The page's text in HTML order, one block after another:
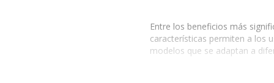
Entre los beneficios más
características permiten a los
modelos que se adaptan a